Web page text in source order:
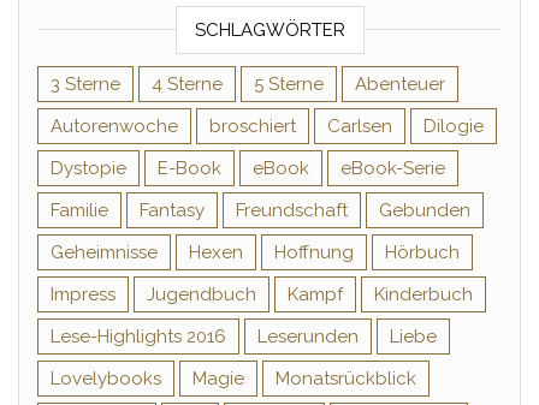
SCHLAGWÖRTER
3 Sterne 4 Sterne 5 Sterne
Abenteuer
Autorenwoche
broschiert Carlsen
Dilogie
Dystopie
E-Book eBook
eBook-Serie
Familie
Fantasy Freundschaft
Gebunden
Geheimnisse
Hexen Hoffnung
Hörbuch
Impress
Jugendbuch Kampf
Kinderbuch
Lese-Highlights 2016
Leserunden
Liebe
Lovelybooks
Magie
Monatsrückblick